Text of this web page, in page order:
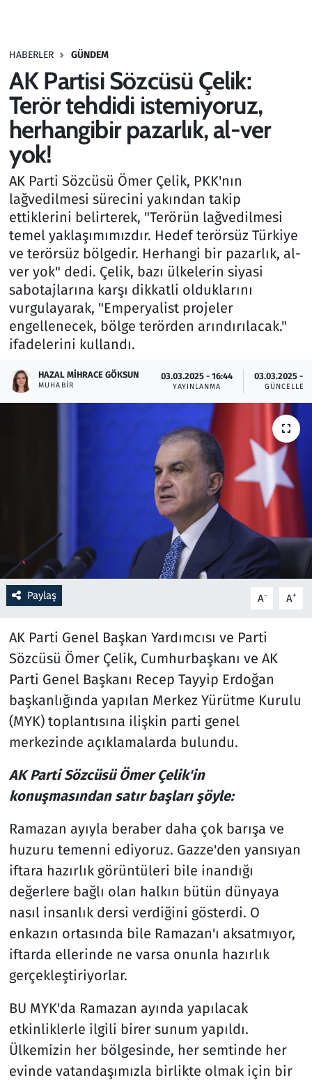
HABERLER GÜNDEM
AK Partisi Sözcüsü Çelik:
Terör tehdidi istemiyoruz,
herhangibir pazarlık, al-ver
yok!
AK Parti Sözcüsü Ömer Çelik, PKK'nın
lağvedilmesi sürecini yakından takip
ettiklerini belirterek, "Terörün lağvedilmesi
temel yaklaşımımızdır. Hedef terörsüz Türkiye
ve terörsüz bölgedir. Herhangi bir pazarlık, al-
ver yok" dedi. Çelik, bazı ülkelerin siyasi
sabotajlarına karşı dikkatli olduklarını
vurgulayarak, "Emperyalist projeler
engellenecek, bölge terörden arındırılacak."
ifadelerini kullandı.
HAZAL MIHRACE GÖKSUN
MUHABIR
03.03.2025 - 16:44
YAYINLANMA
03.03.2025 -
Paylaş A- A+
AK Parti Genel Başkan Yardımcısı ve Parti
Sözcüsü Ömer Çelik, Cumhurbaşkanı ve AK
Parti Genel Başkanı Recep Tayyip Erdoğan
başkanlığında yapılan Merkez Yürütme Kurulu
(MYK) toplantısına ilişkin parti genel
merkezinde açıklamalarda bulundu.
AK Parti Sözcüsü Ömer Çelik'in
konuşmasından satır başları şöyle:
Ramazan ayıyla beraber daha çok barışa ve
huzuru temenni ediyoruz. Gazze'den yansıyan
iftara hazırlık görüntüleri bile inandığı
değerlere bağlı olan halkın bütün dünyaya
nasıl insanlık dersi verdiğini gösterdi. O
enkazın ortasında bile Ramazan'ı aksatmıyor,
iftarda ellerinde ne varsa onunla hazırlık
gerçekleştiriyorlar.
BU MYK'da Ramazan ayında yapılacak
etkinliklerle ilgili birer sunum yapıldı.
Ülkemizin her bölgesinde, her semtinde her
evinde vatandaşımızla birlikte olmak için bir
Haber
Kültür Sanat
Kurumsal Haberler
Lezzet Durağı
Memur ve Kamu
Otomobil
Oyun
Ramazan
Resmi İlanlar
Rüya Tabirleri
Savunma Sanayi
Teknoloji ve Bilim
Televizyon